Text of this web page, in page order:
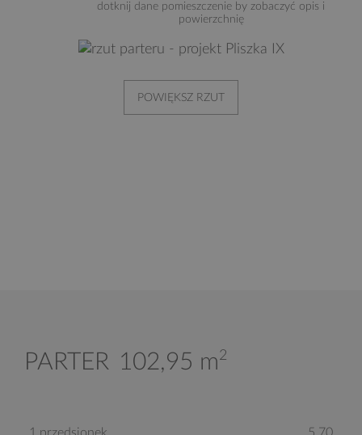
dotknij dane pomieszczenie by zobaczyć opis i
powierzchnię
POWIĘKSZ RZUT
PARTER 102,95 m2